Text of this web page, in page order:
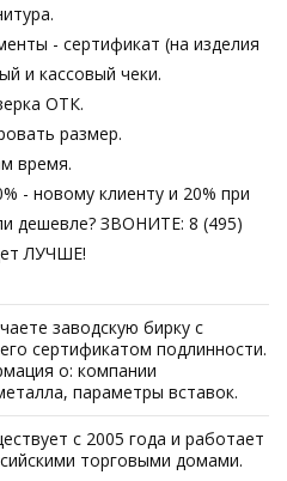
- сертификат (на изделия
и кассовый чеки.
ОТК.
размер.
время.
- новому клиенту и 20% при
дешевле? ЗВОНИТЕ: 8 (495)
ЛУЧШЕ!
заводскую бирку с
сертификатом подлинности.
о: компании
параметры вставок.
с 2005 года и работает
торговыми домами.